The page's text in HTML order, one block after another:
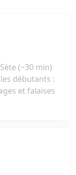
(~30 min)
débutants :
et falaises